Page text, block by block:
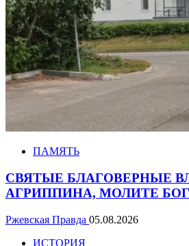
ПАМЯТЬ
СВЯТЫЕ БЛАГОВЕРНЫЕ
АГРИППИНА, МОЛИТЕ
Ржевская Правда 05.08.2026
ИСТОРИЯ